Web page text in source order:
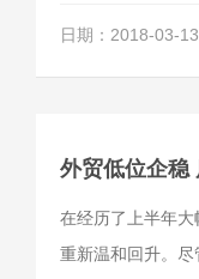
登录、企业通信和
善的企业邮箱安
日期：2018-03-13
外贸低位企稳
在经历了上半年
重新温和回升。